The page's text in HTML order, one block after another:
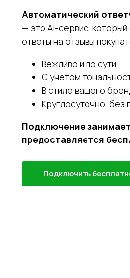
Автоматический
— это AI-сервис,
ответы на отзывы
Вежливо и по сути
С учётом
В стиле вашего
Круглосуточно, без
Подключение
предоставляется
Подключить